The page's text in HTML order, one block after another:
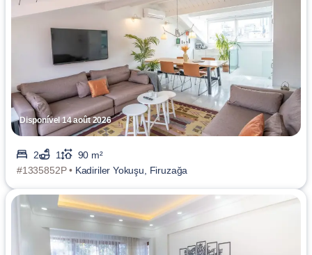
Disponível 14 août 2026
2 1
90 m²
#1335852P • Kadiriler Yokuşu, Firuzağa